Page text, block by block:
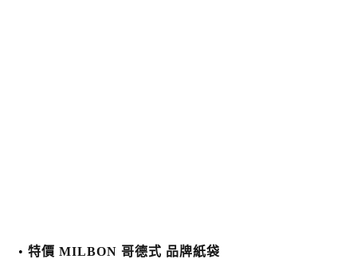
特價 MILBON 哥德式 品牌紙袋